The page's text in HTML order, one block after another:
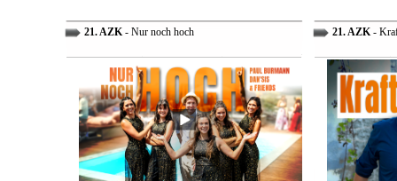
21. AZK- Nur noch hoch 21. AZK-